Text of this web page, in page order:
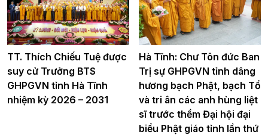
TT. Thích Chiếu Tuệ được
suy cử Trưởng BTS
GHPGVN tỉnh Hà Tĩnh
nhiệm kỳ 2026 – 2031
Hà Tĩnh: Chư Tôn đức Ban
Trị sự GHPGVN tỉnh dâng
hương bạch Phật, bạch Tổ
và tri ân các anh hùng liệt
sĩ trước thềm Đại hội đại
biểu Phật giáo tỉnh lần thứ